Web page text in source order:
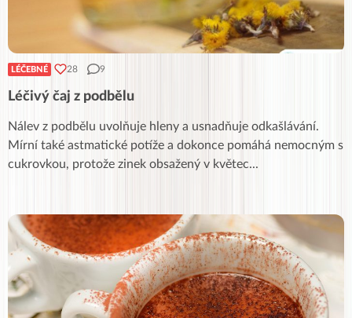
LÉČEBNÉ 28 9
Léčivý čaj z podbělu
Nálev z podbělu uvolňuje hleny a usnadňuje odkašlávání.
Mírní také astmatické potíže a dokonce pomáhá nemocným s
cukrovkou, protože zinek obsažený v květec...